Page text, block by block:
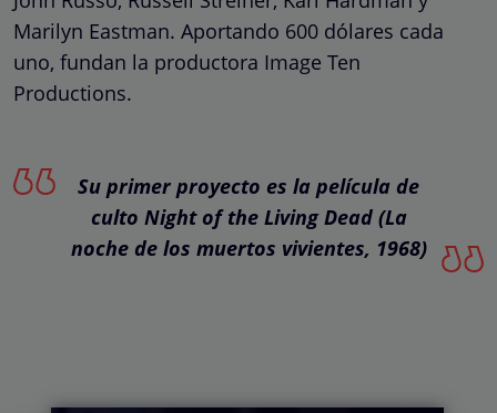
Marilyn Eastman. Aportando 600 dólares cada
uno, fundan la productora Image Ten
Productions.
Su primer proyecto es la película de
culto Night of the Living Dead (La
noche de los muertos vivientes, 1968)